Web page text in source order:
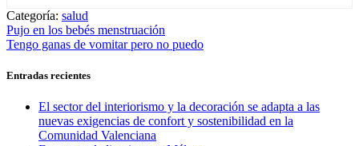
Categoría: salud
Navegación
de
entradas
Entrada
anterior:
Pujo en los bebés menstruación
Entrada
Tengo ganas de vomitar pero no puedo
Entradas recientes
El sector del interiorismo y la decoración se adapta a las
nuevas exigencias de confort y sostenibilidad en la
Comunidad Valenciana